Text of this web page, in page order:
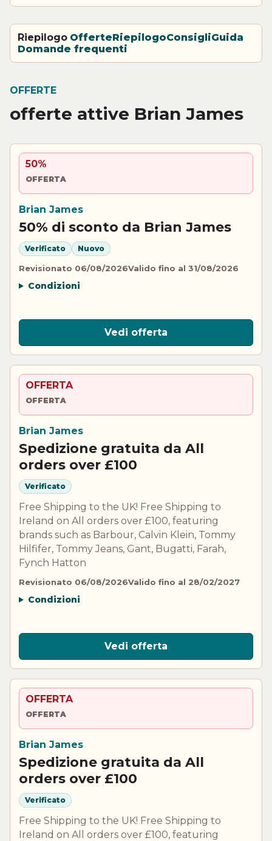
Riepilogo OfferteRiepilogoConsigliGuida
Domande frequenti
OFFERTE
offerte attive Brian James
50%
OFFERTA
Brian James
50% di sconto da Brian James
Verificato Nuovo
Revisionato 06/08/2026Valido fino al 31/08/2026
Condizioni
Vedi offerta
OFFERTA
OFFERTA
Brian James
Spedizione gratuita da All
orders over £100
Verificato
Free Shipping to the UK! Free Shipping to
Ireland on All orders over £100, featuring
brands such as Barbour, Calvin Klein, Tommy
Hilfifer, Tommy Jeans, Gant, Bugatti, Farah,
Fynch Hatton
Revisionato 06/08/2026Valido fino al 28/02/2027
Condizioni
Vedi offerta
OFFERTA
OFFERTA
Brian James
Spedizione gratuita da All
orders over £100
Verificato
Free Shipping to the UK! Free Shipping to
Ireland on All orders over £100, featuring